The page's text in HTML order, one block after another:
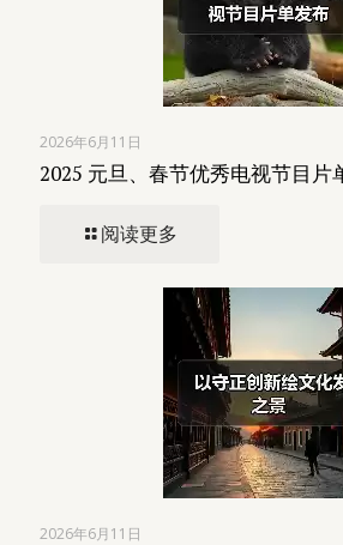
2026年6月11日
2025 元旦、春节优秀电视节目片
阅读更多
2026年6月11日